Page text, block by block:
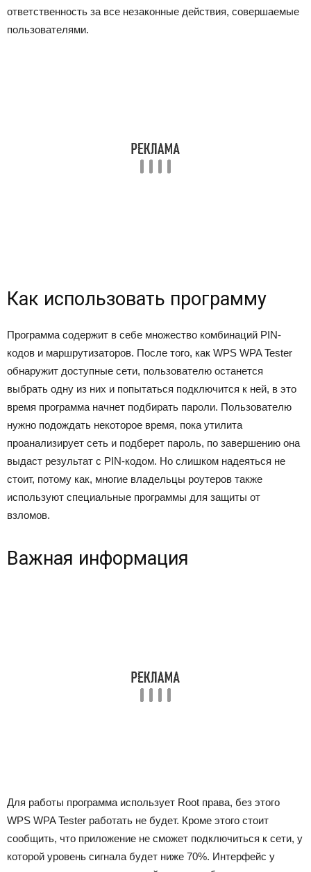
ответственность за все незаконные действия, совершаемые
пользователями.
Как использовать программу
Программа содержит в себе множество комбинаций РIN-
кодов и маршрутизаторов. После того, как WPS WPA Tester
обнаружит доступные сети, пользователю останется
выбрать одну из них и попытаться подключится к ней, в это
время программа начнет подбирать пароли. Пользователю
нужно подождать некоторое время, пока утилита
проанализирует сеть и подберет пароль, по завершению она
выдаст результат с PIN-кодом. Но слишком надеяться не
стоит, потому как, многие владельцы роутеров также
используют специальные программы для защиты от
взломов.
Важная информация
Для работы программа использует Root права, без этого
WPS WPA Tester работать не будет. Кроме этого стоит
сообщить, что приложение не сможет подключиться к сети, у
которой уровень сигнала будет ниже 70%. Интерфейс у